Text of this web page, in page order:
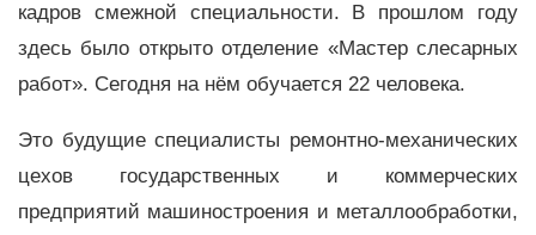
кадров смежной специальности. В прошлом году
здесь было открыто отделение «Мастер слесарных
работ». Сегодня на нём обучается 22 человека.
Это будущие специалисты ремонтно-механических
цехов государственных и коммерческих
предприятий машиностроения и металлообработки,